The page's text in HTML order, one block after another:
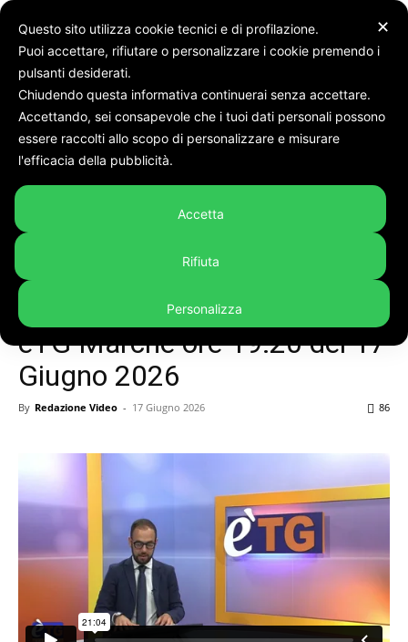
Home èTg Marche video
èTG Marche ore 19:20 del 17
Giugno 2026
By Redazione Video - 17 Giugno 2026 86
✕
Questo sito utilizza cookie tecnici e di profilazione.
Puoi accettare, rifiutare o personalizzare i cookie premendo i
pulsanti desiderati.
Chiudendo questa informativa continuerai senza accettare.
Accettando, sei consapevole che i tuoi dati personali possono
essere raccolti allo scopo di personalizzare e misurare
l'efficacia della pubblicità.
Accetta
Rifiuta
Personalizza